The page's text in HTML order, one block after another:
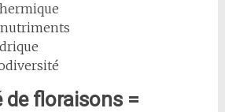
de floraisons =